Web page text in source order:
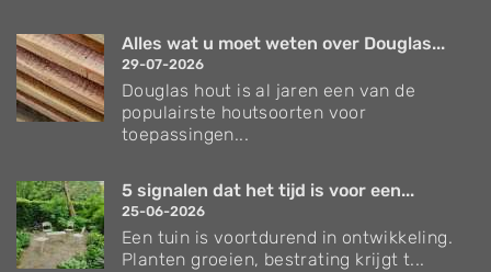
Alles wat u moet weten over Douglas...
29-07-2026
Douglas hout is al jaren een van de
populairste houtsoorten voor
toepassingen...
5 signalen dat het tijd is voor een...
25-06-2026
Een tuin is voortdurend in ontwikkeling.
Planten groeien, bestrating krijgt t...